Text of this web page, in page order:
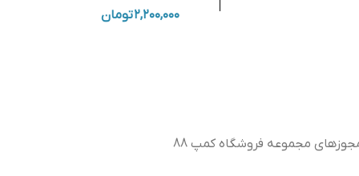
۲,۲۰۰,۰۰۰تومان
مجموعه فروشگاه کمپ 88